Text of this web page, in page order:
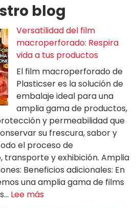
blog
Versatilidad del film
macroperforado: Respira
vida a tus productos
El film macroperforado de
Plasticser es la solución de
embalaje ideal para una
amplia gama de productos,
y permeabilidad que
su frescura, sabor y
el proceso de
transporte y exhibición. Amplia
Beneficios adicionales: En
una amplia gama de films
Lee más